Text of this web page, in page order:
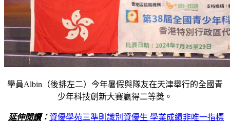
學員Albin（後排左二）今年暑假與隊友在天津舉行的全國青
少年科技創新大賽贏得二等奬。
延伸閱讀： 資優學苑三準則識別資優生 學業成績非唯一指標